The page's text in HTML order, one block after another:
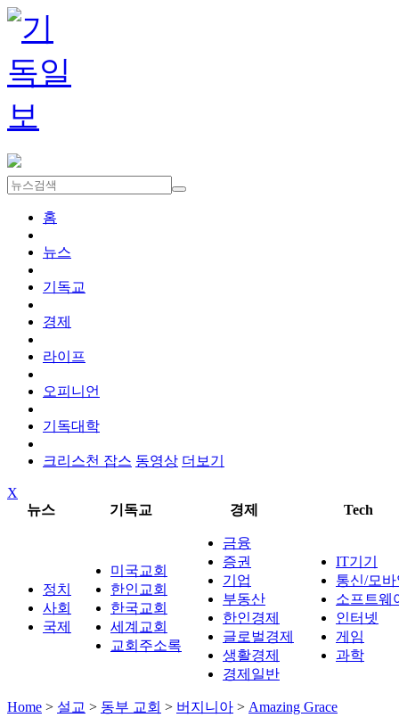
홈
뉴스
기독교
경제
라이프
오피니언
기독대학
크리스천 잡스 동영상 더보기
X
뉴스
기독교 경제 Tech
정치
사회
국제
미국교회
한인교회
한국교회
세계교회
교회주소록
금융
증권
기업
부동산
한인경제
글로벌경제
생활경제
경제일반
IT기기
통신/모
소프트웨
인터넷
게임
과학
Home > 설교 > 동부 교회 > 버지니아 > Amazing Grace